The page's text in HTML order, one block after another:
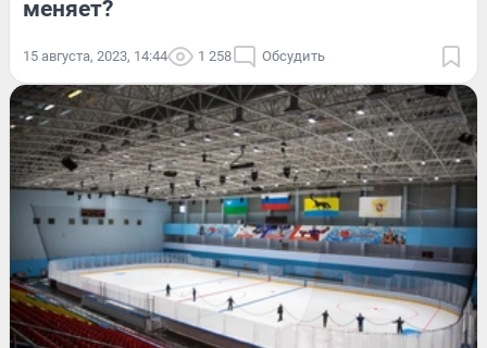
меняет?
15 августа, 2023, 14:44 1 258 Обсудить